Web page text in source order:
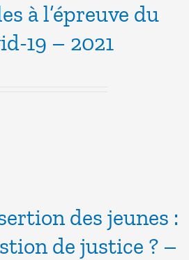
à l’épreuve du
19 – 2021
des jeunes :
de justice ? –